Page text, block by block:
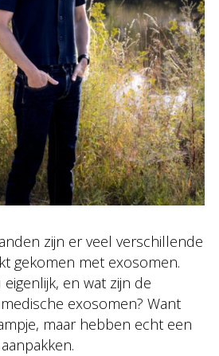
zijn er veel verschillende
gekomen met exosomen.
en wat zijn de
exosomen? Want
maar hebben echt een